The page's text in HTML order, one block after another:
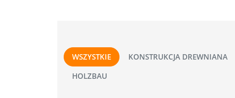
WSZYSTKIE KONSTRUKCJA DREWNIANA
HOLZBAU